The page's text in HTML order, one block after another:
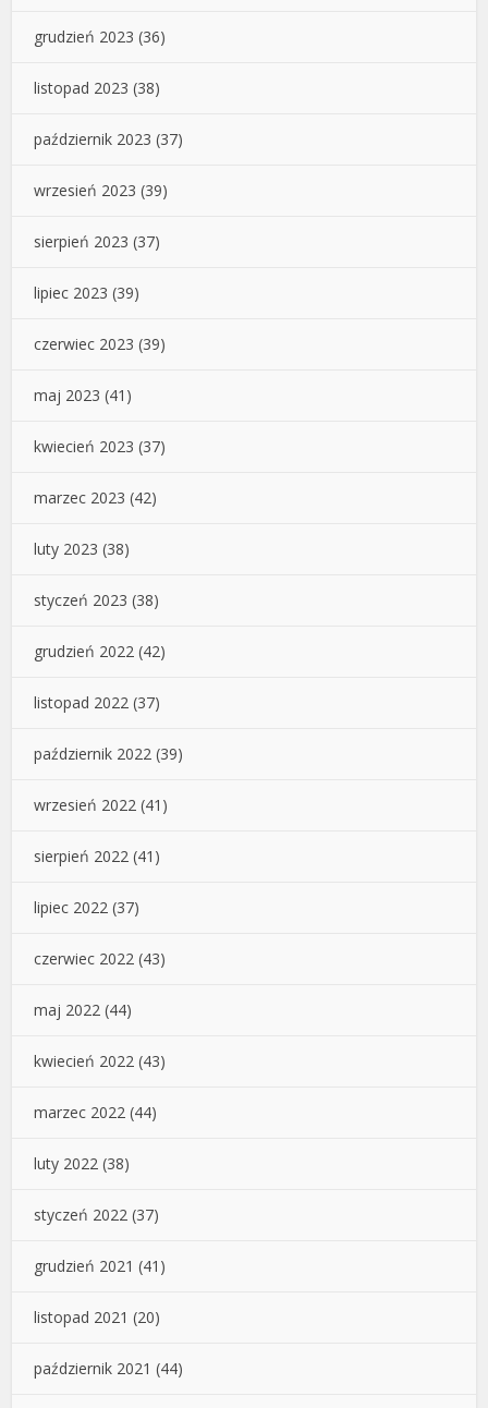
grudzień 2023 (36)
listopad 2023 (38)
październik 2023 (37)
wrzesień 2023 (39)
sierpień 2023 (37)
lipiec 2023 (39)
czerwiec 2023 (39)
maj 2023 (41)
kwiecień 2023 (37)
marzec 2023 (42)
luty 2023 (38)
styczeń 2023 (38)
grudzień 2022 (42)
listopad 2022 (37)
październik 2022 (39)
wrzesień 2022 (41)
sierpień 2022 (41)
lipiec 2022 (37)
czerwiec 2022 (43)
maj 2022 (44)
kwiecień 2022 (43)
marzec 2022 (44)
luty 2022 (38)
styczeń 2022 (37)
grudzień 2021 (41)
listopad 2021 (20)
październik 2021 (44)